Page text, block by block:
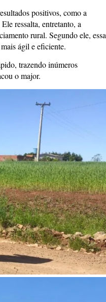
positivos, como a
ressalta, entretanto, a
rural. Segundo ele, essa
ágil e eficiente.
trazendo inúmeros
o major.